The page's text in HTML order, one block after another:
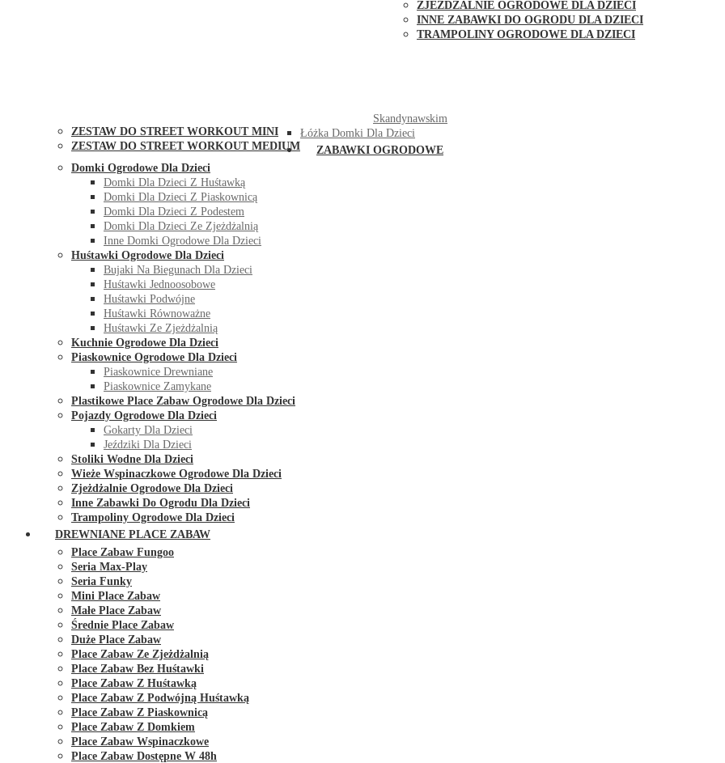
ZJEŻDŻALNIE OGRODOWE DLA DZIECI
INNE ZABAWKI DO OGRODU DLA DZIECI
TRAMPOLINY OGRODOWE DLA DZIECI
ZESTAW DO STREET WORKOUT MINI
ZESTAW DO STREET WORKOUT MEDIUM
Skandynawskim
Łóżka Domki Dla Dzieci
ZABAWKI OGRODOWE
Domki Ogrodowe Dla Dzieci
Domki Dla Dzieci Z Huśtawką
Domki Dla Dzieci Z Piaskownicą
Domki Dla Dzieci Z Podestem
Domki Dla Dzieci Ze Zjeżdżalnią
Inne Domki Ogrodowe Dla Dzieci
Huśtawki Ogrodowe Dla Dzieci
Bujaki Na Biegunach Dla Dzieci
Huśtawki Jednoosobowe
Huśtawki Podwójne
Huśtawki Równoważne
Huśtawki Ze Zjeżdżalnią
Kuchnie Ogrodowe Dla Dzieci
Piaskownice Ogrodowe Dla Dzieci
Piaskownice Drewniane
Piaskownice Zamykane
Plastikowe Place Zabaw Ogrodowe Dla Dzieci
Pojazdy Ogrodowe Dla Dzieci
Gokarty Dla Dzieci
Jeździki Dla Dzieci
Stoliki Wodne Dla Dzieci
Wieże Wspinaczkowe Ogrodowe Dla Dzieci
Zjeżdżalnie Ogrodowe Dla Dzieci
Inne Zabawki Do Ogrodu Dla Dzieci
Trampoliny Ogrodowe Dla Dzieci
DREWNIANE PLACE ZABAW
Place Zabaw Fungoo
Seria Max-Play
Seria Funky
Mini Place Zabaw
Małe Place Zabaw
Średnie Place Zabaw
Duże Place Zabaw
Place Zabaw Ze Zjeżdżalnią
Place Zabaw Bez Huśtawki
Place Zabaw Z Huśtawką
Place Zabaw Z Podwójną Huśtawką
Place Zabaw Z Piaskownicą
Place Zabaw Z Domkiem
Place Zabaw Wspinaczkowe
Place Zabaw Dostępne W 48h